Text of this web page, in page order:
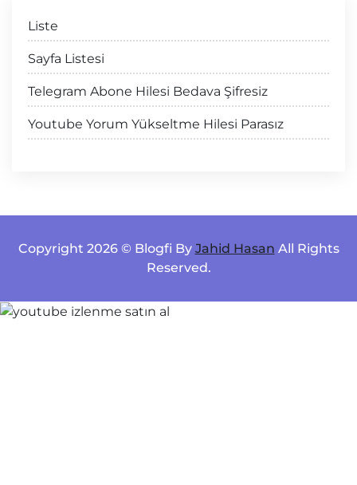
Liste
Sayfa Listesi
Telegram Abone Hilesi Bedava Şifresiz
Youtube Yorum Yükseltme Hilesi Parasız
Copyright 2026 © Blogfi By Jahid Hasan All Rights
Reserved.